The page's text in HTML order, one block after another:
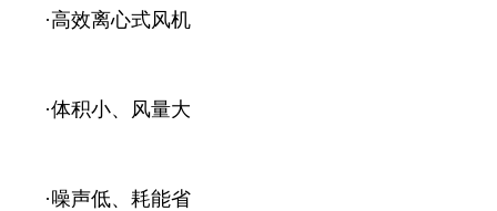
·高效离心式风机
·体积小、风量大
·噪声低、耗能省